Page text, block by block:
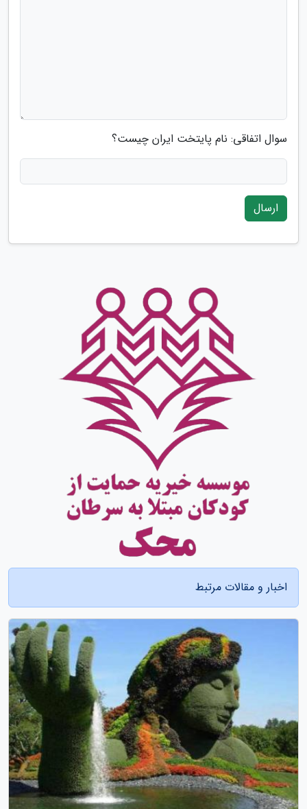
سوال اتفاقی: نام پایتخت ایران چیست؟
ارسال
اخبار و مقالات مرتبط